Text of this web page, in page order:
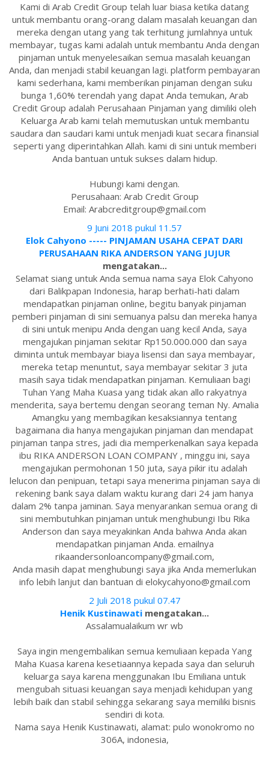
Kami di Arab Credit Group telah luar biasa ketika datang
untuk membantu orang-orang dalam masalah keuangan dan
mereka dengan utang yang tak terhitung jumlahnya untuk
membayar, tugas kami adalah untuk membantu Anda dengan
pinjaman untuk menyelesaikan semua masalah keuangan
Anda, dan menjadi stabil keuangan lagi. platform pembayaran
kami sederhana, kami memberikan pinjaman dengan suku
bunga 1,60% terendah yang dapat Anda temukan, Arab
Credit Group adalah Perusahaan Pinjaman yang dimiliki oleh
Keluarga Arab kami telah memutuskan untuk membantu
saudara dan saudari kami untuk menjadi kuat secara finansial
seperti yang diperintahkan Allah. kami di sini untuk memberi
Anda bantuan untuk sukses dalam hidup.
Hubungi kami dengan.
Perusahaan: Arab Credit Group
Email: Arabcreditgroup@gmail.com
9 Juni 2018 pukul 11.57
Elok Cahyono ----- PINJAMAN USAHA CEPAT DARI
PERUSAHAAN RIKA ANDERSON YANG JUJUR
mengatakan...
Selamat siang untuk Anda semua nama saya Elok Cahyono
dari Balikpapan Indonesia, harap berhati-hati dalam
mendapatkan pinjaman online, begitu banyak pinjaman
pemberi pinjaman di sini semuanya palsu dan mereka hanya
di sini untuk menipu Anda dengan uang kecil Anda, saya
mengajukan pinjaman sekitar Rp150.000.000 dan saya
diminta untuk membayar biaya lisensi dan saya membayar,
mereka tetap menuntut, saya membayar sekitar 3 juta
masih saya tidak mendapatkan pinjaman. Kemuliaan bagi
Tuhan Yang Maha Kuasa yang tidak akan allo rakyatnya
menderita, saya bertemu dengan seorang teman Ny. Amalia
Amangku yang membagikan kesaksiannya tentang
bagaimana dia hanya mengajukan pinjaman dan mendapat
pinjaman tanpa stres, jadi dia memperkenalkan saya kepada
ibu RIKA ANDERSON LOAN COMPANY , minggu ini, saya
mengajukan permohonan 150 juta, saya pikir itu adalah
lelucon dan penipuan, tetapi saya menerima pinjaman saya di
rekening bank saya dalam waktu kurang dari 24 jam hanya
dalam 2% tanpa jaminan. Saya menyarankan semua orang di
sini membutuhkan pinjaman untuk menghubungi Ibu Rika
Anderson dan saya meyakinkan Anda bahwa Anda akan
mendapatkan pinjaman Anda. emailnya
rikaandersonloancompany@gmail.com,
Anda masih dapat menghubungi saya jika Anda memerlukan
info lebih lanjut dan bantuan di elokycahyono@gmail.com
2 Juli 2018 pukul 07.47
Henik Kustinawati mengatakan...
Assalamualaikum wr wb
Saya ingin mengembalikan semua kemuliaan kepada Yang
Maha Kuasa karena kesetiaannya kepada saya dan seluruh
keluarga saya karena menggunakan Ibu Emiliana untuk
mengubah situasi keuangan saya menjadi kehidupan yang
lebih baik dan stabil sehingga sekarang saya memiliki bisnis
sendiri di kota.
Nama saya Henik Kustinawati, alamat: pulo wonokromo no
306A, indonesia,